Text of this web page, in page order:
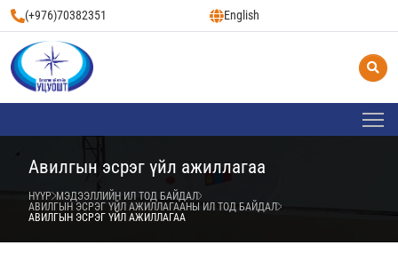
(+976)70382351 English
Авилгын эсрэг үйл ажиллагаа
НҮҮР МЭДЭЭЛЛИЙН ИЛ ТОД БАЙДАЛ
АВИЛГЫН ЭСРЭГ ҮЙЛ АЖИЛЛАГААНЫ ИЛ ТОД БАЙДАЛ
АВИЛГЫН ЭСРЭГ ҮЙЛ АЖИЛЛАГАА